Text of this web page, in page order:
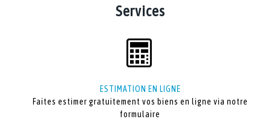
Services
ESTIMATION EN LIGNE
Faites estimer gratuitement vos biens en ligne via notre
formulaire